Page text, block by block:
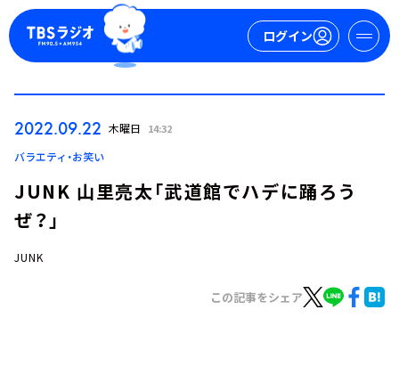
ログイン
ログイン
2022.09.22 木曜日 14:32
バラエティ・お笑い
JUNK 山里亮太「武道館でハデに踊ろう
ぜ？」
JUNK
この記事をシェア